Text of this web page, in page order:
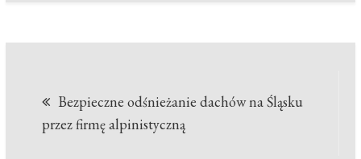
wpisu
Bezpieczne odśnieżanie dachów na Śląsku
przez firmę alpinistyczną